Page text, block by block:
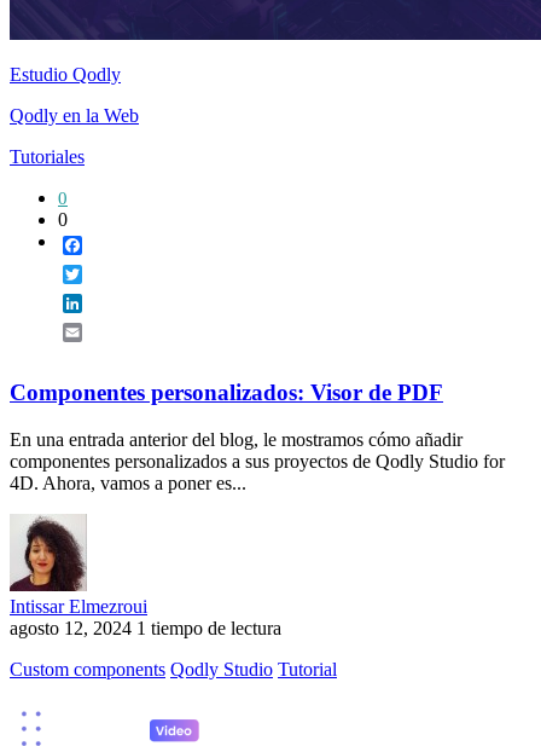
Estudio Qodly
Qodly en la Web
Tutoriales
0
0
Componentes personalizados: Visor de PDF
En una entrada anterior del blog, le mostramos cómo añadir
componentes personalizados a sus proyectos de Qodly Studio for
4D. Ahora, vamos a poner es...
Intissar Elmezroui
agosto 12, 2024 1 tiempo de lectura
Custom components Qodly Studio Tutorial